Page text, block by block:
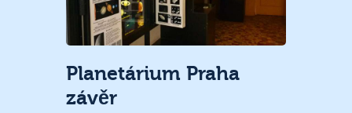
Planetárium Praha
závěr